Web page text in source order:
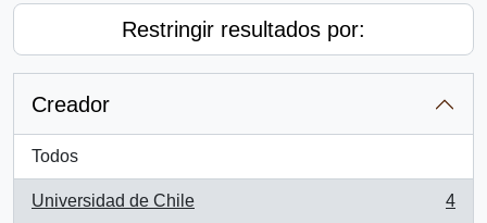
Restringir resultados por:
Creador
Todos
Universidad de Chile
, 4 resultados
4